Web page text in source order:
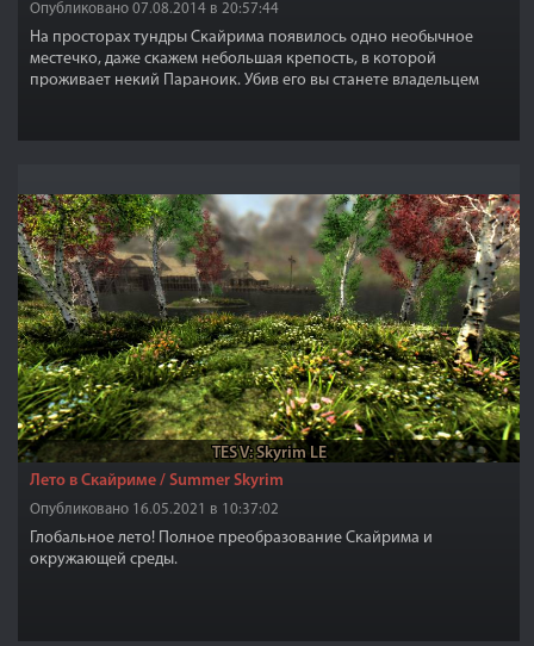
Опубликовано 07.08.2014 в 20:57:44
На просторах тундры Скайрима появилось одно необычное
местечко, даже скажем небольшая крепость, в которой
проживает некий Параноик. Убив его вы станете владельцем
TES V: Skyrim LE
Лето в Скайриме / Summer Skyrim
Опубликовано 16.05.2021 в 10:37:02
Глобальное лето! Полное преобразование Скайрима и
окружающей среды.